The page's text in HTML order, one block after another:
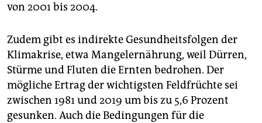
von 2001 bis 2004.
Zudem gibt es indirekte Gesundheitsfolgen der
Klimakrise, etwa Mangelernährung, weil Dürren,
Stürme und Fluten die Ernten bedrohen. Der
mögliche Ertrag der wichtigsten Feldfrüchte sei
zwischen 1981 und 2019 um bis zu 5,6 Prozent
gesunken. Auch die Bedingungen für die